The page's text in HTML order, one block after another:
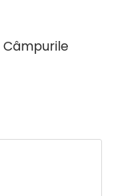
Câmpurile